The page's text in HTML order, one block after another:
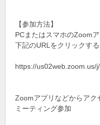
【参加方法】
PCまたはスマホのZoom
下記のURLをクリックす
https://us02web.zoom.us/
Zoomアプリなどからアク
ミーティング参加